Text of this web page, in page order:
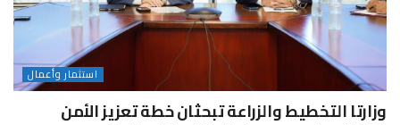
استثمار وأعمال
وزارتا التخطيط والزراعة تبحثان خطة تعزيز الأمن